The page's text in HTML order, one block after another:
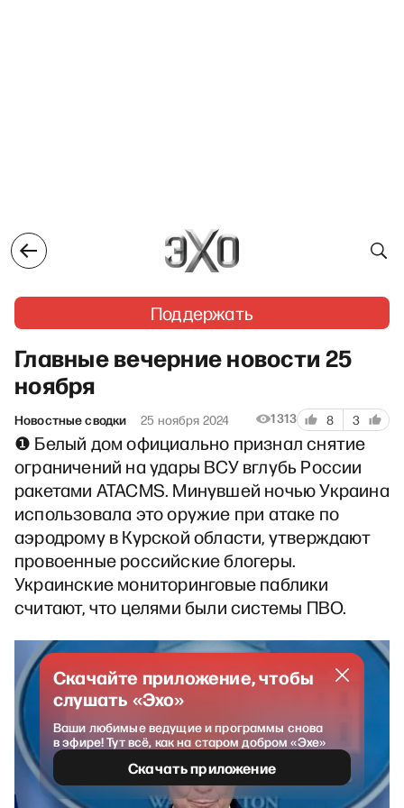
Поддержать
Главные вечерние новости 25
ноября
Новостные сводки 25 ноября 2024 1313 8 3
❶ Белый дом официально признал снятие
ограничений на удары ВСУ вглубь России
ракетами ATACMS. Минувшей ночью Украина
использовала это оружие при атаке по
аэродрому в Курской области, утверждают
провоенные российские блогеры.
Украинские мониторинговые паблики
считают, что целями были системы ПВО.
Скачайте приложение, чтобы
слушать «Эхо»
Ваши любимые ведущие и программы снова
в эфире! Тут всё, как на старом добром «Эхе»
Скачать приложение